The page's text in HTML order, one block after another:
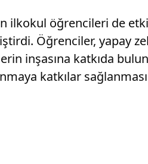
ilkokul öğrencileri de
Öğrenciler, yapay
inşasına katkıda
katkılar